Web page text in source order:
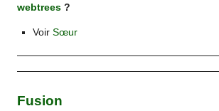
webtrees ?
Voir Sœur
Fusion